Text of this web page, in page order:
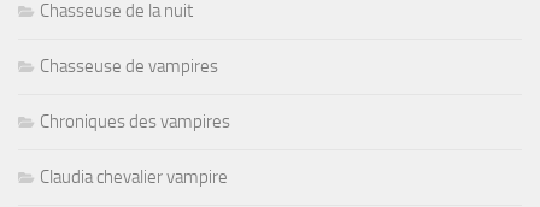
Chasseuse de la nuit
Chasseuse de vampires
Chroniques des vampires
Claudia chevalier vampire